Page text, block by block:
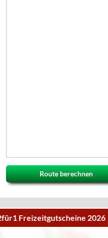
Route berechnen
Freizeitgutscheine 2026